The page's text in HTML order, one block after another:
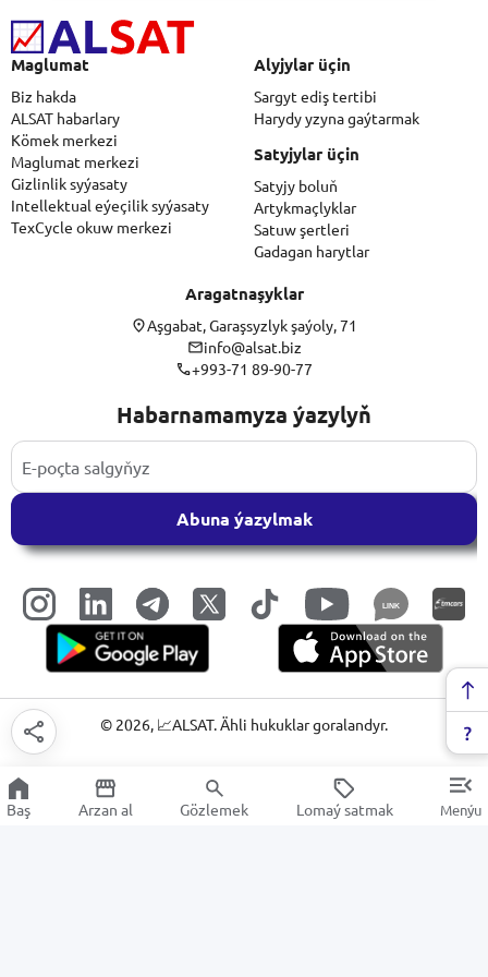
Maglumat
Biz hakda
ALSAT habarlary
Kömek merkezi
Maglumat merkezi
Gizlinlik syýasaty
Intellektual eýeçilik syýasaty
TexCycle okuw merkezi
Alyjylar üçin
Sargyt ediş tertibi
Harydy yzyna gaýtarmak
Satyjylar üçin
Satyjy boluň
Artykmaçlyklar
Satuw şertleri
Gadagan harytlar
Aragatnaşyklar
Aşgabat, Garaşsyzlyk şaýoly, 71
info@alsat.biz
+993-71 89-90-77
Habarnamamyza ýazylyň
Abuna ýazylmak
LINK
© 2026, 📈ALSAT. Ähli hukuklar goralandyr.
Baş Arzan al Gözlemek Lomaý satmak Menýu